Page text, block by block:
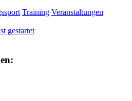
Training Veranstaltungen
gestartet